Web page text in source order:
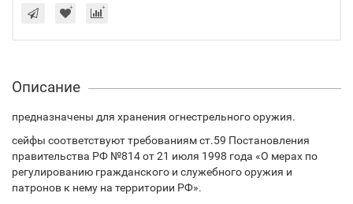
Описание
предназначены для хранения огнестрельного оружия.
сейфы соответствуют требованиям ст.59 Постановления
правительства РФ №814 от 21 июля 1998 года «О мерах по
регулированию гражданского и служебного оружия и
патронов к нему на территории РФ».